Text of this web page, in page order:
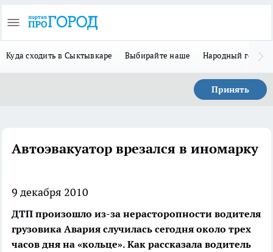
Куда сходить в Сыктывкаре Выбирайте наше Народный герой-
Принять
Автоэвакуатор врезался в иномарку
9 декабря 2010
ДТП произошло из-за нерасторопности водителя
грузовика Авария случилась сегодня около трех
часов дня на «кольце». Как рассказала водитель